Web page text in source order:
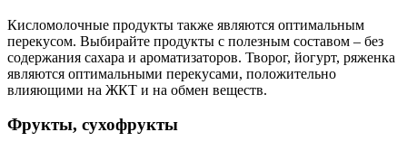
Кисломолочные продукты также являются оптимальным
перекусом. Выбирайте продукты с полезным составом – без
содержания сахара и ароматизаторов. Творог, йогурт, ряженка
являются оптимальными перекусами, положительно
влияющими на ЖКТ и на обмен веществ.
Фрукты, сухофрукты